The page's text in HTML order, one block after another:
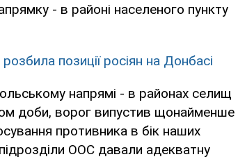
- в районі населеного пункту
позиції росіян на Донбасі
напрямі - в районах селищ
доби, ворог випустив щонайменше
противника в бік наших
ООС давали адекватну